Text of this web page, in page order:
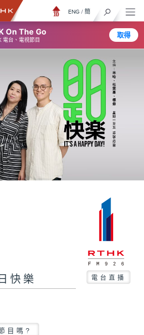
On The Go
電台、電視節目
取得
ENG / 簡
快樂 電台直播
目嗎?